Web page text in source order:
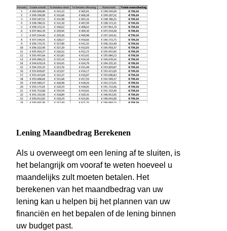
Lening Maandbedrag Berekenen
Als u overweegt om een lening af te sluiten, is
het belangrijk om vooraf te weten hoeveel u
maandelijks zult moeten betalen. Het
berekenen van het maandbedrag van uw
lening kan u helpen bij het plannen van uw
financiën en het bepalen of de lening binnen
uw budget past.